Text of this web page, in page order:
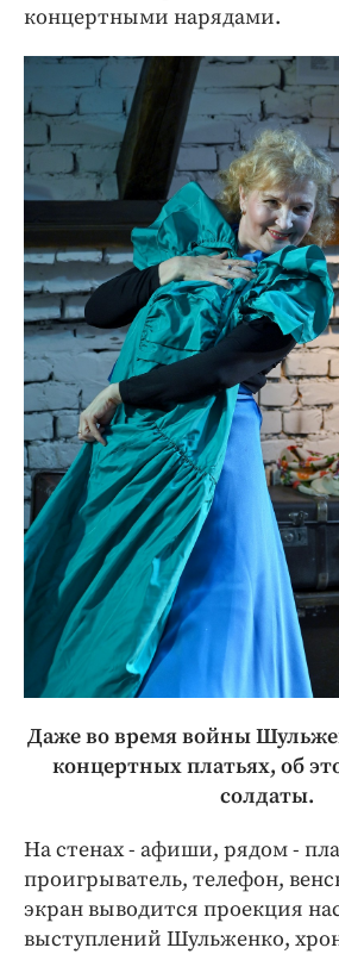
концертными нарядами.
Даже во время войны
концертных платьях, об
солдаты.
На стенах - афиши, рядом -
проигрыватель, телефон,
экран выводится проекция
выступлений Шульженко,